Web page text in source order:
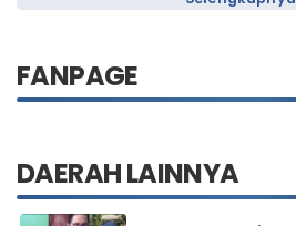
FANPAGE
DAERAH LAINNYA